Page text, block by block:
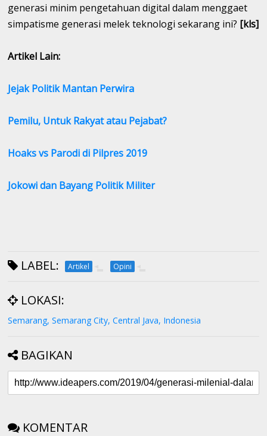
generasi minim pengetahuan digital dalam menggaet
simpatisme generasi melek teknologi sekarang ini? [kls]
Artikel Lain:
Jejak Politik Mantan Perwira
Pemilu, Untuk Rakyat atau Pejabat?
Hoaks vs Parodi di Pilpres 2019
Jokowi dan Bayang Politik Militer
LABEL: Artikel Opini
LOKASI:
Semarang, Semarang City, Central Java, Indonesia
BAGIKAN
KOMENTAR